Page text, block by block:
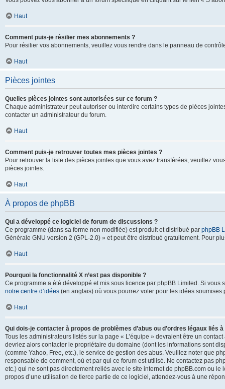
Haut
Comment puis-je résilier mes abonnements ?
Pour résilier vos abonnements, veuillez vous rendre dans le panneau de
Haut
Pièces jointes
Quelles pièces jointes sont autorisées sur ce forum ?
Chaque administrateur peut autoriser ou interdire certains types de pièces
contacter un administrateur du forum.
Haut
Comment puis-je retrouver toutes mes pièces jointes ?
Pour retrouver la liste des pièces jointes que vous avez transférées, veuillez
pièces jointes.
Haut
À propos de phpBB
Qui a développé ce logiciel de forum de discussions ?
Ce programme (dans sa forme non modifiée) est produit et distribué par phpBB
Générale GNU version 2 (GPL-2.0) » et peut être distribué gratuitement. Pour
Haut
Pourquoi la fonctionnalité X n’est pas disponible ?
Ce programme a été développé et mis sous licence par phpBB Limited. Si
notre centre d’idées (en anglais) où vous pourrez voter pour les idées soumises
Haut
Qui dois-je contacter à propos de problèmes d’abus ou d’ordres légaux liés
Tous les administrateurs listés sur la page « L’équipe » devraient être un
devriez alors contacter le propriétaire du domaine (dont les informations sont
(comme Yahoo, Free, etc.), le service de gestion des abus. Veuillez noter que
responsable de comment, où et par qui ce forum est utilisé. Ne contactez pas
etc.) qui ne sont pas directement reliés avec le site internet de phpBB.com ou
propos d’une utilisation de tierce partie de ce logiciel, attendez-vous à une